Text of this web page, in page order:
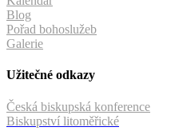
Blog
Pořad bohoslužeb
Galerie
Užitečné odkazy
Česká biskupská konference
Biskupství litoměřické